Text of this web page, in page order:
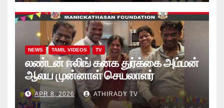
NEWS TAMIL VIDEOS TV
லண்டன் ஈலிங் கனக துர்க்கை அம்மன்
ஆலய முன்னாள் செயலாளர்
புங்குடுதீவு கண்ணன் பிறந்தநாள்
நிகழ்வு
APR 8, 2026 ATHIRADY TV